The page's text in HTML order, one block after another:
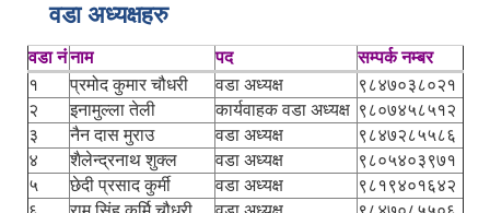
वडा अध्यक्षहरु
वडा नंनाम पद
सम्पर्क नम्बर
१
प्रमोद कुमार चौधरी वडा अध्यक्ष
९८४७०३८०२१
२
इनामुल्ला तेली कार्यवाहक वडा अध्यक्ष ९८०७४५८५१२
३
नैन दास मुराउ वडा अध्यक्ष
९८४७२८५५८६
४
शैलेन्द्रनाथ शुक्ल वडा अध्यक्ष
९८०५४०३९७१
५
छेदी प्रसाद कुर्मी वडा अध्यक्ष
९८१९४०१६४२